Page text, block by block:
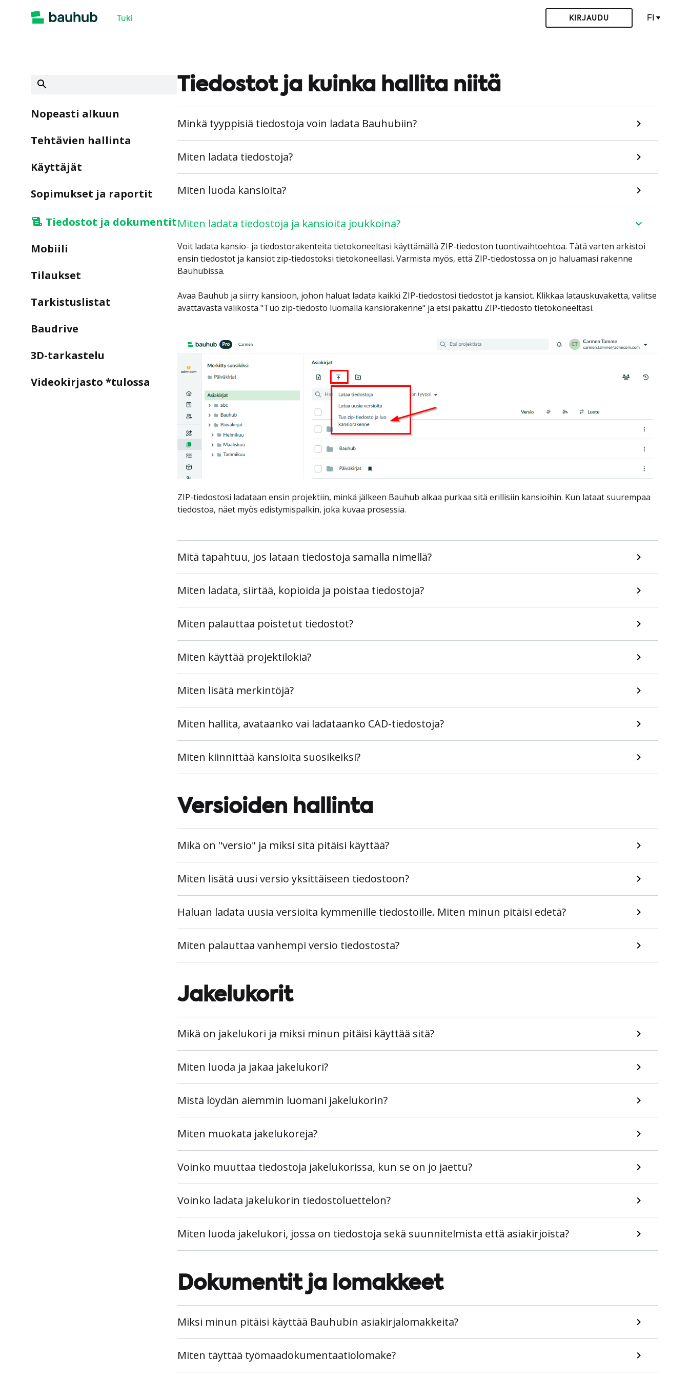
Tuki KIRJAUDU FI
Nopeasti alkuun
Tehtävien hallinta
Käyttäjät
Sopimukset ja raportit
Tiedostot ja dokumentit
Mobiili
Tilaukset
Tarkistuslistat
Baudrive
3D-tarkastelu
Videokirjasto *tulossa
Tiedostot ja kuinka hallita niitä
Minkä tyyppisiä tiedostoja voin ladata Bauhubiin?
Miten ladata tiedostoja?
Miten luoda kansioita?
Miten ladata tiedostoja ja kansioita joukkoina?
Voit ladata kansio- ja tiedostorakenteita tietokoneeltasi käyttämällä ZIP-tiedoston tuontivaihtoehtoa. Tätä varten arkistoi
ensin tiedostot ja kansiot zip-tiedostoksi tietokoneellasi. Varmista myös, että ZIP-tiedostossa on jo haluamasi rakenne
Bauhubissa.
Avaa Bauhub ja siirry kansioon, johon haluat ladata kaikki ZIP-tiedostosi tiedostot ja kansiot. Klikkaa latauskuvaketta, valitse
avattavasta valikosta "Tuo zip-tiedosto luomalla kansiorakenne" ja etsi pakattu ZIP-tiedosto tietokoneeltasi.
ZIP-tiedostosi ladataan ensin projektiin, minkä jälkeen Bauhub alkaa purkaa sitä erillisiin kansioihin. Kun lataat suurempaa
tiedostoa, näet myös edistymispalkin, joka kuvaa prosessia.
Mitä tapahtuu, jos lataan tiedostoja samalla nimellä?
Miten ladata, siirtää, kopioida ja poistaa tiedostoja?
Miten palauttaa poistetut tiedostot?
Miten käyttää projektilokia?
Miten lisätä merkintöjä?
Miten hallita, avataanko vai ladataanko CAD-tiedostoja?
Miten kiinnittää kansioita suosikeiksi?
Versioiden hallinta
Mikä on "versio" ja miksi sitä pitäisi käyttää?
Miten lisätä uusi versio yksittäiseen tiedostoon?
Haluan ladata uusia versioita kymmenille tiedostoille. Miten minun pitäisi edetä?
Miten palauttaa vanhempi versio tiedostosta?
Jakelukorit
Mikä on jakelukori ja miksi minun pitäisi käyttää sitä?
Miten luoda ja jakaa jakelukori?
Mistä löydän aiemmin luomani jakelukorin?
Miten muokata jakelukoreja?
Voinko muuttaa tiedostoja jakelukorissa, kun se on jo jaettu?
Voinko ladata jakelukorin tiedostoluettelon?
Miten luoda jakelukori, jossa on tiedostoja sekä suunnitelmista että asiakirjoista?
Dokumentit ja lomakkeet
Miksi minun pitäisi käyttää Bauhubin asiakirjalomakkeita?
Miten täyttää työmaadokumentaatiolomake?